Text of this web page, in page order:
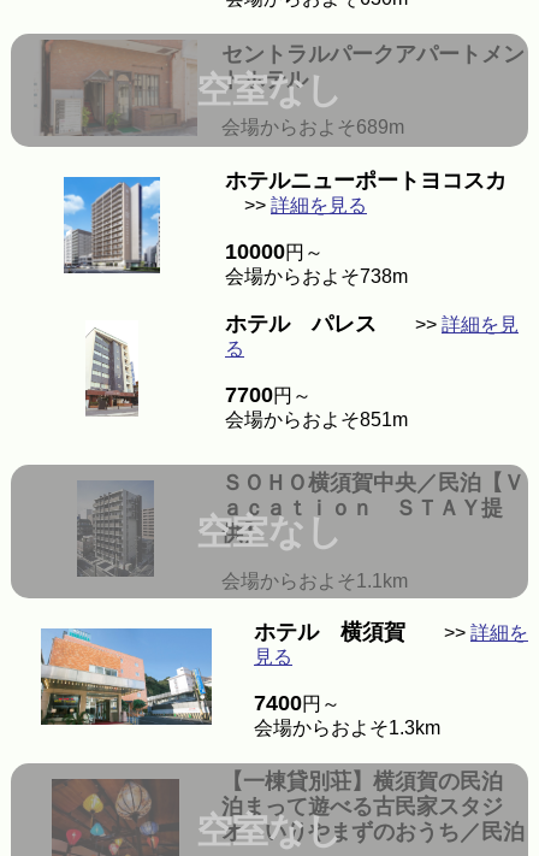
空室なし
セントラルパークアパートメン
トホテル
会場からおよそ689m
ホテルニューポートヨコスカ
>> 詳細を見る
10000円～
会場からおよそ738m
ホテル パレス >> 詳細を見
る
7700円～
会場からおよそ851m
空室なし
ＳＯＨＯ横須賀中央／民泊【Ｖ
ａｃａｔｉｏｎ ＳＴＡＹ提
供】
会場からおよそ1.1km
ホテル 横須賀 >> 詳細を
見る
7400円～
会場からおよそ1.3km
空室なし
【一棟貸別荘】横須賀の民泊
泊まって遊べる古民家スタジ
オ いりやまずのおうち／民泊